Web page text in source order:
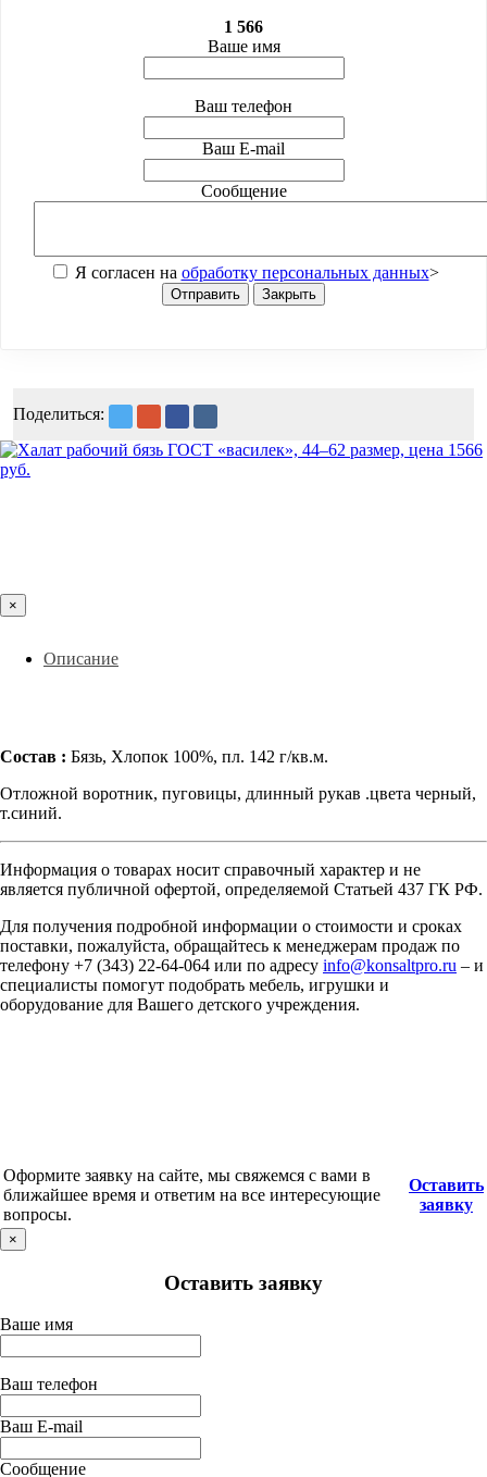
1 566
Ваше имя
Ваш телефон
Ваш E-mail
Сообщение
Я согласен на обработку персональных данных>
Отправить Закрыть
Поделиться:
×
Описание
Состав : Бязь, Хлопок 100%, пл. 142 г/кв.м.
Отложной воротник, пуговицы, длинный рукав .цвета черный,
т.синий.
Информация о товарах носит справочный характер и не
является публичной офертой, определяемой Статьей 437 ГК РФ.
Для получения подробной информации о стоимости и сроках
поставки, пожалуйста, обращайтесь к менеджерам продаж по
телефону +7 (343) 22-64-064 или по адресу info@konsaltpro.ru – и
специалисты помогут подобрать мебель, игрушки и
оборудование для Вашего детского учреждения.
Оформите заявку на сайте, мы свяжемся с вами в
ближайшее время и ответим на все интересующие
вопросы.
Оставить
заявку
×
Оставить заявку
Ваше имя
Ваш телефон
Ваш E-mail
Сообщение